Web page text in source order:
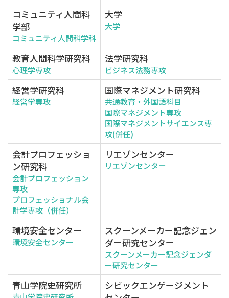
コミュニティ人間科
学部
コミュニティ人間科学科
大学
大学
教育人間科学研究科
心理学専攻
法学研究科
ビジネス法務専攻
経営学研究科
経営学専攻
国際マネジメント研究科
共通教育・外国語科目
国際マネジメント専攻
国際マネジメントサイエンス専
攻(併任)
会計プロフェッショ
ン研究科
会計プロフェッション
専攻
プロフェッショナル会
計学専攻（併任）
リエゾンセンター
リエゾンセンター
環境安全センター
環境安全センター
スクーンメーカー記念ジェン
ダー研究センター
スクーンメーカー記念ジェンダ
ー研究センター
青山学院史研究所
シビックエンゲージメント